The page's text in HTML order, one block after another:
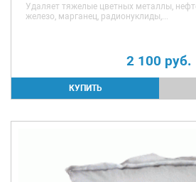
Удаляет тяжелые цветных металлы,
железо, марганец, радионуклиды,...
2 100 руб.